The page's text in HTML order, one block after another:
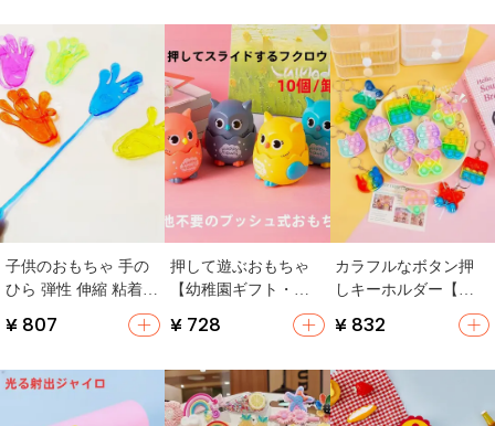
子供のおもちゃ 手の
ひら 弾性 伸縮 粘着性
小さなお土産 幼稚園
学生
¥ 807
押して遊ぶおもちゃ
【幼稚園ギフト・子
供向け・素早く戻る
おもちゃ】
¥ 728
カラフルなボタン押
しキーホルダー【子
供用・解消・アウト
ドア向け】
¥ 832